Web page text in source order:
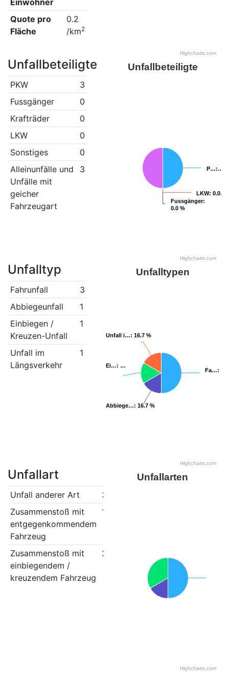
Einwohner
Quote pro
Fläche
0.2
/km2
Highcharts.com
Unfallbeteiligte
PKW
3
Fussgänger
0
Krafträder
0
LKW
0
Sonstiges
0
Alleinunfälle und
Unfälle mit
geicher
Fahrzeugart
3
Unfallbeteiligte
P…:…
P…:…
Fussgänger:
0.0 %
Fussgänger:
0.0 %
LKW: 0.0…
LKW: 0.0…
Highcharts.com
Unfalltyp
Fahrunfall
3
Abbiegeunfall
1
Einbiegen /
Kreuzen-Unfall
1
Unfall im
Längsverkehr
1
Unfalltypen
Fa…: …
Fa…: …
Abbiege…: 16.7 %
Abbiege…: 16.7 %
Ei…: …
Ei…: …
Unfall i…: 16.7 %
Unfall i…: 16.7 %
Highcharts.com
Unfallart
Unfall anderer Art
3
Zusammenstoß mit
entgegenkommendem
Fahrzeug
1
Zusammenstoß mit
einbiegendem /
kreuzendem Fahrzeug
2
Unfallarten
Highcharts.com